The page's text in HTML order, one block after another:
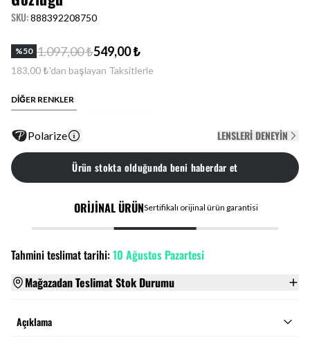
SKU:888392208750
%50 1.097,00 ₺549,00 ₺
183,00 ₺'dan başlayan Taksitlerle
DİĞER RENKLER
Polarize LENSLERI DENEYIN
Ürün stokta olduğunda beni haberdar et
ORİJİNAL ÜRÜNSertifikalı orijinal ürün garantisi
Tahmini teslimat tarihi:10 Ağustos Pazartesi
Mağazadan Teslimat Stok Durumu
Açıklama